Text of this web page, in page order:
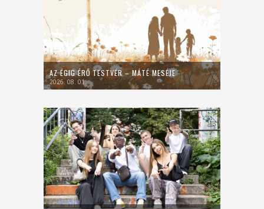
AZ ÉGIG ÉRŐ TESTVÉR – MÁTÉ MESÉJE
2026. 08. 01.